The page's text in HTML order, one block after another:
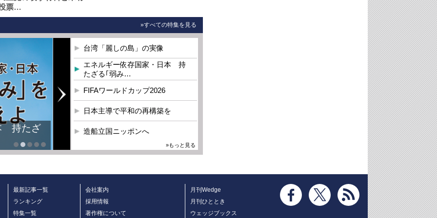
票…
»すべての特集を見る
持たざ
台湾「麗しの島」の実像
エネルギー依存国家・日本 持
たざる｢弱み…
FIFAワールドカップ2026
日本主導で平和の再構築を
造船立国ニッポンへ
»もっと見る
最新記事一覧
ランキング
特集一覧
会社案内
採用情報
著作権について
月刊Wedge
月刊ひととき
ウェッジブックス